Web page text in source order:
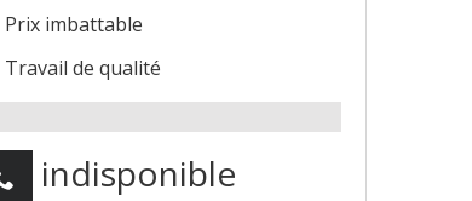
Prix imbattable
Travail de qualité
indisponible